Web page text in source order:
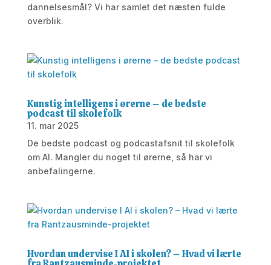
dannelsesmål? Vi har samlet det næsten fulde
overblik.
Kunstig intelligens i ørerne – de bedste
podcast til skolefolk
11. mar 2025
De bedste podcast og podcastafsnit til skolefolk
om AI. Mangler du noget til ørerne, så har vi
anbefalingerne.
Hvordan undervise I AI i skolen? – Hvad vi lærte